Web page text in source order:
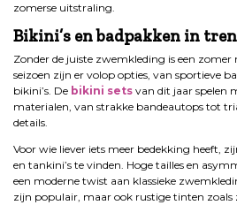
zomerse uitstraling.
Bikini’s en badpakken in
Zonder de juiste zwemkleding is een
seizoen zijn er volop opties, van sportieve
bikini’s. De bikini sets van dit jaar spelen
materialen, van strakke bandeautops tot
details.
Voor wie liever iets meer bedekking heeft,
en tankini’s te vinden. Hoge tailles en
een moderne twist aan klassieke
zijn populair, maar ook rustige tinten zoals